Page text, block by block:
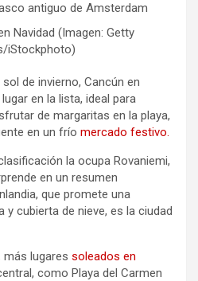
Navidad (Imagen: Getty
iStockphoto)
de invierno, Cancún en
en la lista, ideal para
de margaritas en la playa,
en un frío mercado festivo.
la ocupa Rovaniemi,
en un resumen
que promete una
y cubierta de nieve, es la ciudad
más lugares soleados en
como Playa del Carmen